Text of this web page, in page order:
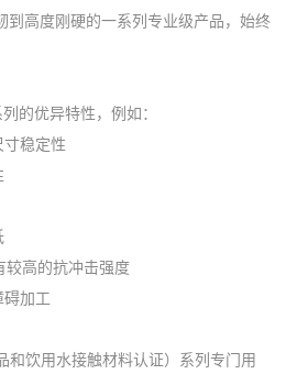
到高度刚硬的一系列专业级产品，始终
的优异特性，例如：
寸稳定性
较高的抗冲击强度
碍加工
饮用水接触材料认证）系列专门用